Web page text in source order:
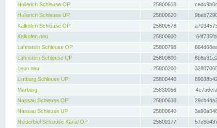
Hollerich Schleuse OP
25800618
Hollerich Schleuse UP
25800620
Kalkofen Schleuse OP
25800578
Kalkofen neu
25800600
Lahnstein Schleuse OP
25800798
Lahnstein Schleuse UP
25800800
Leun neu
25800200
Limburg Schleuse UP
25800440
Marburg
25830056
Nassau Schleuse OP
25800638
Nassau Schleuse UP
25800640
Niederbiel Schleuse Kanal OP
25800177